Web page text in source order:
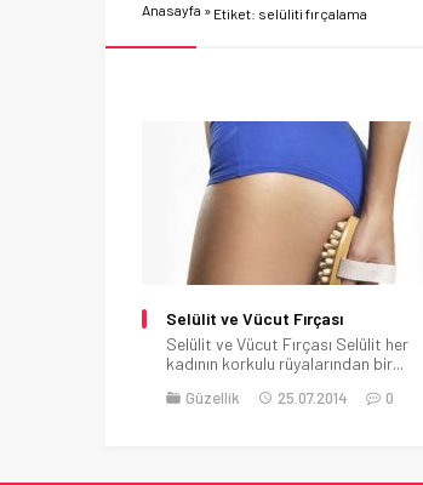
Anasayfa » Etiket: selüliti fırçalama
Selülit ve Vücut Fırçası
Selülit ve Vücut Fırçası Selülit her
kadının korkulu rüyalarından bir...
Güzellik 25.07.2014 0